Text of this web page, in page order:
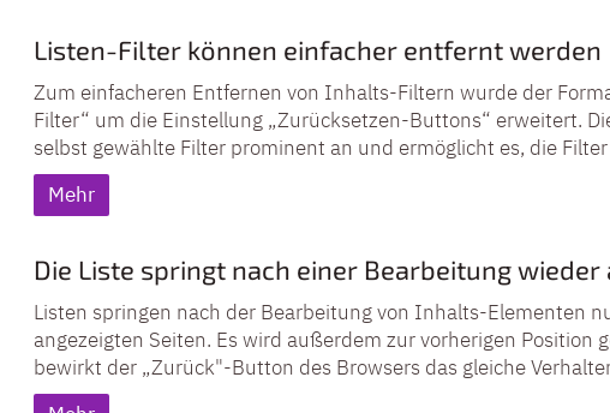
Listen-Filter können einfacher entfernt werden
Zum einfacheren Entfernen von Inhalts-Filtern wurde der
Filter“ um die Einstellung „Zurücksetzen-Buttons“ erweitert.
selbst gewählte Filter prominent an und ermöglicht es, die
Mehr
Die Liste springt nach einer Bearbeitung
Listen springen nach der Bearbeitung von Inhalts-Elementen
angezeigten Seiten. Es wird außerdem zur vorherigen Position
bewirkt der „Zurück"-Button des Browsers das gleiche